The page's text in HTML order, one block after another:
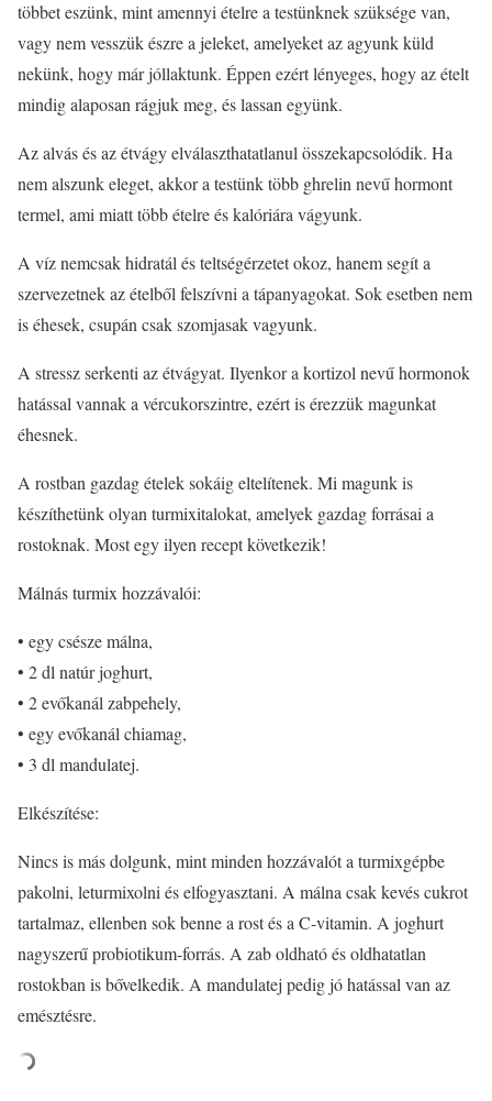
többet eszünk, mint amennyi ételre a testünknek szüksége van,
vagy nem vesszük észre a jeleket, amelyeket az agyunk küld
nekünk, hogy már jóllaktunk. Éppen ezért lényeges, hogy az ételt
mindig alaposan rágjuk meg, és lassan együnk.
Az alvás és az étvágy elválaszthatatlanul összekapcsolódik. Ha
nem alszunk eleget, akkor a testünk több ghrelin nevű hormont
termel, ami miatt több ételre és kalóriára vágyunk.
A víz nemcsak hidratál és teltségérzetet okoz, hanem segít a
szervezetnek az ételből felszívni a tápanyagokat. Sok esetben nem
is éhesek, csupán csak szomjasak vagyunk.
A stressz serkenti az étvágyat. Ilyenkor a kortizol nevű hormonok
hatással vannak a vércukorszintre, ezért is érezzük magunkat
éhesnek.
A rostban gazdag ételek sokáig eltelítenek. Mi magunk is
készíthetünk olyan turmixitalokat, amelyek gazdag forrásai a
rostoknak. Most egy ilyen recept következik!
Málnás turmix hozzávalói:
• egy csésze málna,
• 2 dl natúr joghurt,
• 2 evőkanál zabpehely,
• egy evőkanál chiamag,
• 3 dl mandulatej.
Elkészítése:
Nincs is más dolgunk, mint minden hozzávalót a turmixgépbe
pakolni, leturmixolni és elfogyasztani. A málna csak kevés cukrot
tartalmaz, ellenben sok benne a rost és a C-vitamin. A joghurt
nagyszerű probiotikum-forrás. A zab oldható és oldhatatlan
rostokban is bővelkedik. A mandulatej pedig jó hatással van az
emésztésre.